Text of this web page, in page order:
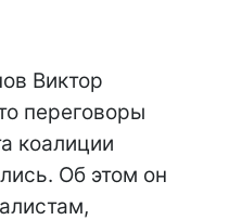
Виктор
переговоры
коалиции
Об этом он